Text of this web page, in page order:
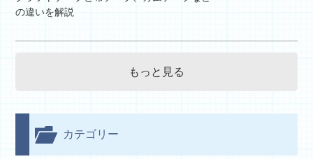
の違いを解説
もっと見る
カテゴリー